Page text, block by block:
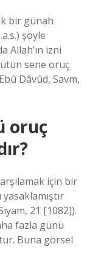
bir günah
şöyle
Allah’ın izni
sene oruç
Dâvûd, Savm,
oruç
için bir
21 [1082]).
fazla günü
Buna görsel